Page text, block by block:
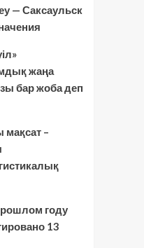
— Саксаульск
жаңа
бар жоба деп
–
году
13